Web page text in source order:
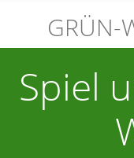
GRÜN-
Spiel